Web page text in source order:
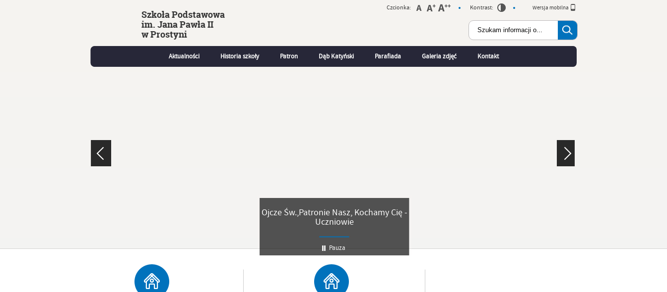
Szkoła Podstawowa
im. Jana Pawła II
w Prostyni
Czcionka: Kontrast: Wersja mobilna
Aktualności Historia szkoły Patron Dąb Katyński Parafiada Galeria zdjęć Kontakt
Ojcze Św.,Patronie Nasz, Kochamy Cię -
Uczniowie
Pauza